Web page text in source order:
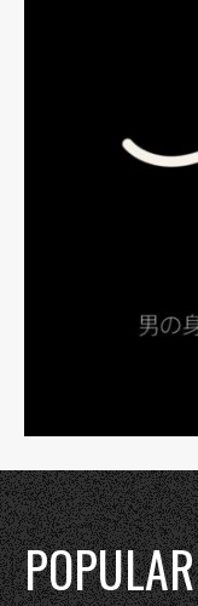
POPULAR